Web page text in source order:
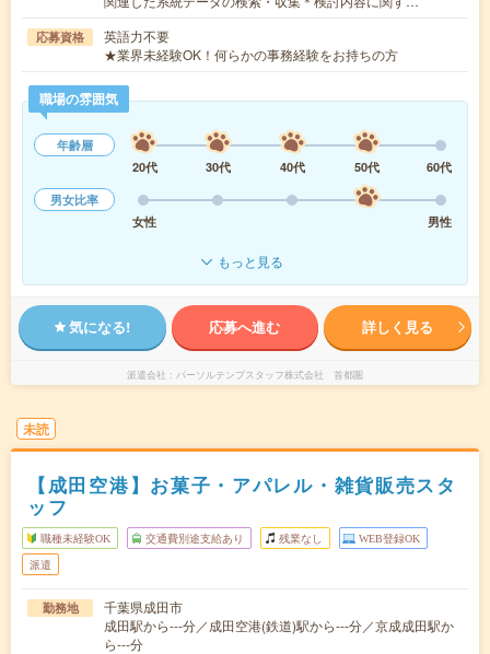
応募資格
英語力不要
★業界未経験OK！何らかの事務経験をお持ちの方
職場の雰囲気
年齢層
20代
30代 40代 50代
60代
男女比率
女性
男性
もっと見る
気になる! 応募へ進む 詳しく見る
派遣会社 パーソルテンプスタッフ株式会社 首都圏
未読
【成田空港】お菓子・アパレル・雑貨販売スタ
ッフ
職種未経験OK 交通費別途支給あり 残業なし WEB登録OK
派遣
勤務地
千葉県成田市
成田駅から---分／成田空港(鉄道)駅から---分／京成成田駅か
ら---分